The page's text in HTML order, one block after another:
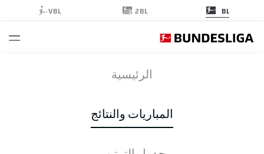
BL
2BL
VBL
الرئيسية
المباريات والنتائج